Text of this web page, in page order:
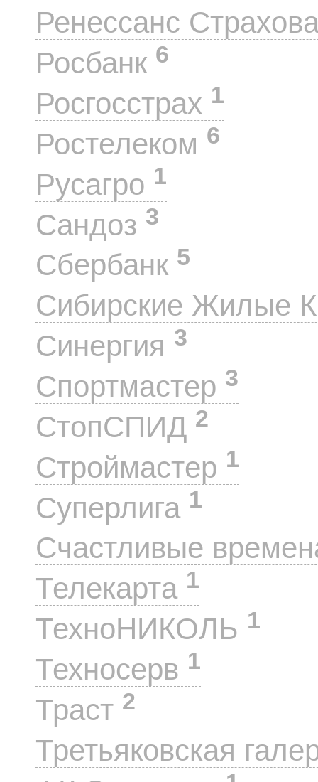
Ренессанс
Росбанк 6
Росгосстрах 1
Ростелеком 6
Русагро 1
Сандоз 3
Сбербанк 5
Сибирские Жилые
Синергия 3
Спортмастер 3
СтопСПИД 2
Строймастер 1
Суперлига 1
Счастливые
Телекарта 1
ТехноНИКОЛЬ 1
Техносерв 1
Траст 2
Третьяковская